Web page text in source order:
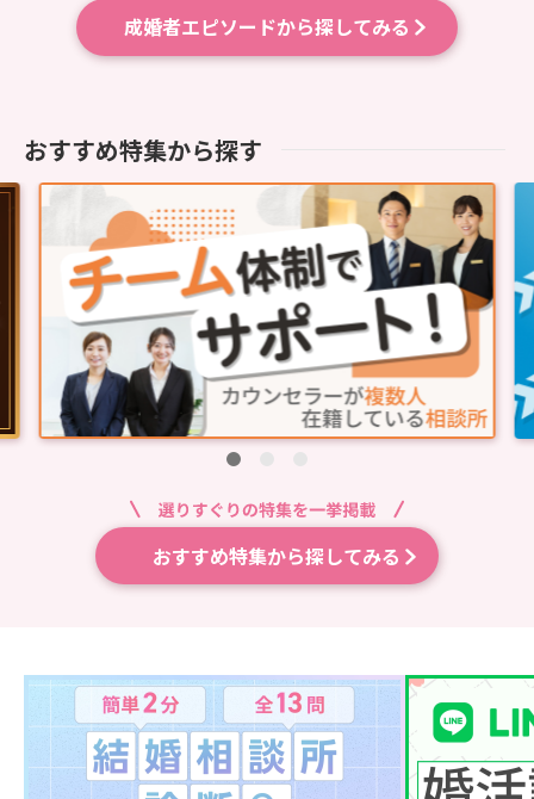
成婚者エピソードから探してみる
おすすめ特集から探す
おすすめ特集から探してみる